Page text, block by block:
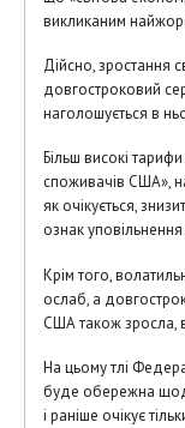
викликаним
Дійсно, зростання
довгостроковий
наголошується в
Більш високі
споживачів США»,
як очікується,
ознак
Крім того,
ослаб, а
США також зросла,
На цьому тлі
буде обережна
і раніше очікує